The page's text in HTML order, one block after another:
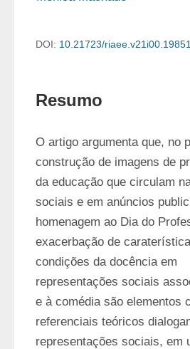
DOI: 10.21723/
Resumo
O artigo argumenta que, no
construção de imagens de
da educação que circulam
sociais e em anúncios
homenagem ao Dia do
exacerbação de
condições da docência em
representações sociais
e à comédia são elementos
referenciais teóricos
representações sociais, em